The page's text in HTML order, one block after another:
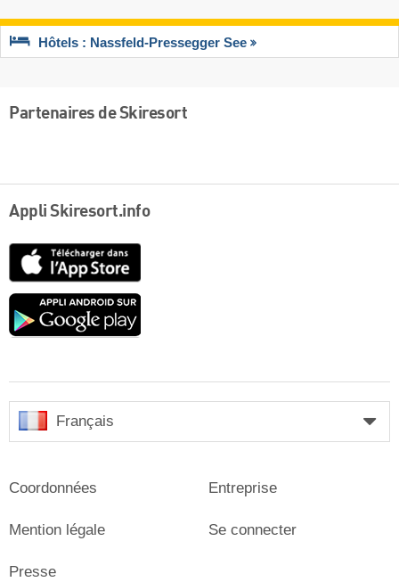
Hôtels : Nassfeld-Pressegger See
Partenaires de Skiresort
Appli Skiresort.info
Google
Français
Coordonnées
Mention légale
Presse
Entreprise
Se connecter